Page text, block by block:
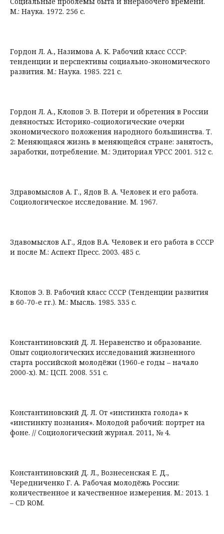
М.: Наука. 1972. 256 с.
Гордон Л. А., Назимова А. К. Рабочий класс СССР:
тенденции и перспективы социально-экономического
развития. М.: Наука. 1985. 221 с.
Гордон Л. А., Клопов Э. В. Потери и обретения в России
девяностых: Историко-социологические очерки
экономического положения народного большинства. Т.
2: Меняющаяся жизнь в меняющейся стране: занятость,
заработки, потребление. М.: Эдиториал УРСС 2001. 512 с.
Здравомыслов А. Г., Ядов В. А. Человек и его работа.
Социологическое исследование. М. 1967.
Здавомыслов А.Г., Ядов В.А. Человек и его работа в СССР
и после М.: Аспект Пресс. 2003. 485 с.
Клопов Э. В. Рабочий класс СССР (Тенденции развития
в 60-70-е гг.). М.: Мысль. 1985. 335 с.
Константиновский Д. Л. Неравенство и образование.
Опыт социологических исследований жизненного
старта российской молодёжи (1960-е годы – начало
2000-х). М.: ЦСП. 2008. 551 с.
Константиновский Д. Л. От «инстинкта голода» к
«инстинкту познания». Молодой рабочий: портрет на
фоне. // Социологический журнал. 2011, № 4.
Константиновский Д. Л., Вознесенская Е. Д.,
Чередниченко Г. А. Рабочая молодёжь России:
количественное и качественное измерения. М.: 2013. 1
– CD ROM.